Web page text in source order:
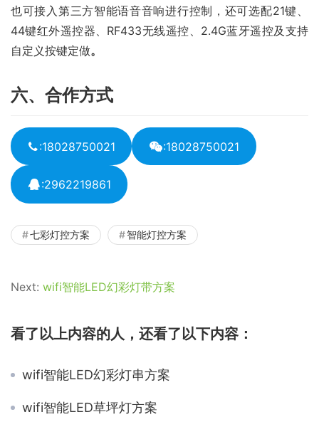
也可接入第三方智能语音音响进行控制，还可选配21键、
44键红外遥控器、RF433无线遥控、2.4G蓝牙遥控及支持
自定义按键定做。
六、合作方式
:18028750021 :18028750021
:2962219861
七彩灯控方案 智能灯控方案
Next: wifi智能LED幻彩灯带方案
看了以上内容的人，还看了以下内容：
wifi智能LED幻彩灯串方案
wifi智能LED草坪灯方案